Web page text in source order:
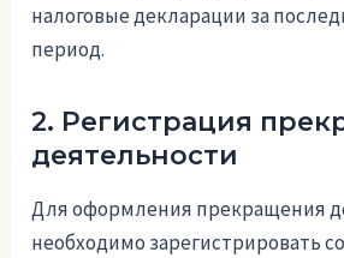
налоговые декларации за
период.
2. Регистрация
деятельности
Для оформления прекращения
необходимо зарегистрировать